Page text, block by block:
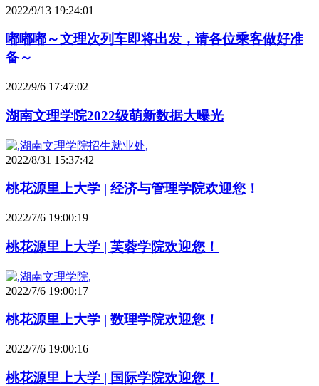
2022/9/13 19:24:01
嘟嘟嘟～文理次列车即将出发，请各位乘客做好准
备～
2022/9/6 17:47:02
湖南文理学院2022级萌新数据大曝光
2022/8/31 15:37:42
桃花源里上大学 | 经济与管理学院欢迎您！
2022/7/6 19:00:19
桃花源里上大学 | 芙蓉学院欢迎您！
2022/7/6 19:00:17
桃花源里上大学 | 数理学院欢迎您！
2022/7/6 19:00:16
桃花源里上大学 | 国际学院欢迎您！